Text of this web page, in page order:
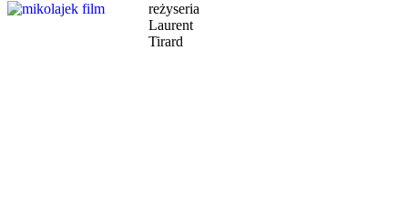
reżyseria
Laurent
Tirard